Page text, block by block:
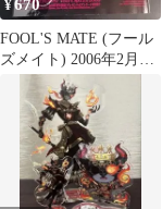
¥670
FOOL'S MATE (フール
ズメイト) 2006年2月
号 Gackt .